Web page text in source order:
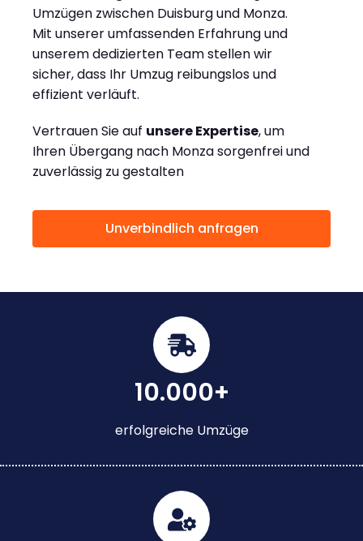
Umzügen zwischen Duisburg und Monza.
Mit unserer umfassenden Erfahrung und
unserem dedizierten Team stellen wir
sicher, dass Ihr Umzug reibungslos und
effizient verläuft.
Vertrauen Sie auf unsere Expertise, um
Ihren Übergang nach Monza sorgenfrei und
zuverlässig zu gestalten
Unverbindlich anfragen
10.000+
erfolgreiche Umzüge